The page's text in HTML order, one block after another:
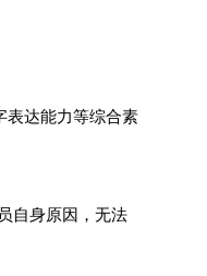
表达能力等综合素
自身原因，无法